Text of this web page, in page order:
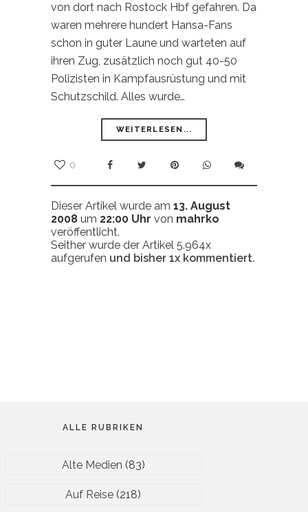
von dort nach Rostock Hbf gefahren. Da
waren mehrere hundert Hansa-Fans
schon in guter Laune und warteten auf
ihren Zug, zusätzlich noch gut 40-50
Polizisten in Kampfausrüstung und mit
Schutzschild. Alles wurde…
WEITERLESEN...
0
Dieser Artikel wurde am 13. August
2008 um 22:00 Uhr von mahrko
veröffentlicht.
Seither wurde der Artikel 5.964x
aufgerufen und bisher 1x kommentiert.
ALLE RUBRIKEN
Alte Medien (83)
Auf Reise (218)